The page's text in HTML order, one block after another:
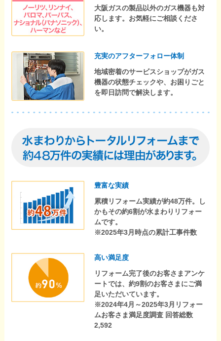
大阪ガスの製品以外のガス機器も対
応します。お気軽にご相談くださ
い。
充実のアフターフォロー体制
地域密着のサービスショップがガス
機器の状態チェックや、お困りごと
を即日訪問で解決します。
豊富な実績
累積リフォーム実績が約48万件。し
かもその約6割が水まわりリフォー
ムです。
※2025年3月時点の累計工事件数
高い満足度
リフォーム完了後のお客さまアンケ
ートでは、約9割のお客さまにご満
足いただいています。
※2024年4月～2025年3月リフォー
ムお客さま満足度調査 回答総数
2,592